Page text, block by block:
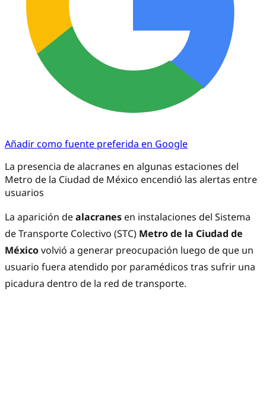
Añadir como fuente preferida en Google
La presencia de alacranes en algunas estaciones del
Metro de la Ciudad de México encendió las alertas entre
usuarios
La aparición dealacranes en instalaciones del Sistema
de Transporte Colectivo (STC) Metro de la Ciudad de
Méxicovolvió a generar preocupación luego de que un
usuario fuera atendido por paramédicos tras sufrir una
picadura dentro de la red de transporte.